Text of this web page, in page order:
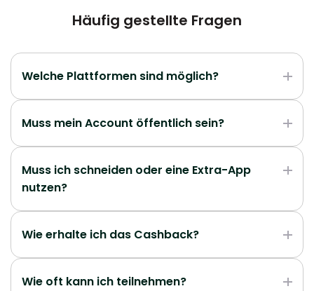
Häufig gestellte Fragen
Welche Plattformen sind möglich?
Muss mein Account öffentlich sein?
Muss ich schneiden oder eine Extra-App
nutzen?
Wie erhalte ich das Cashback?
Wie oft kann ich teilnehmen?